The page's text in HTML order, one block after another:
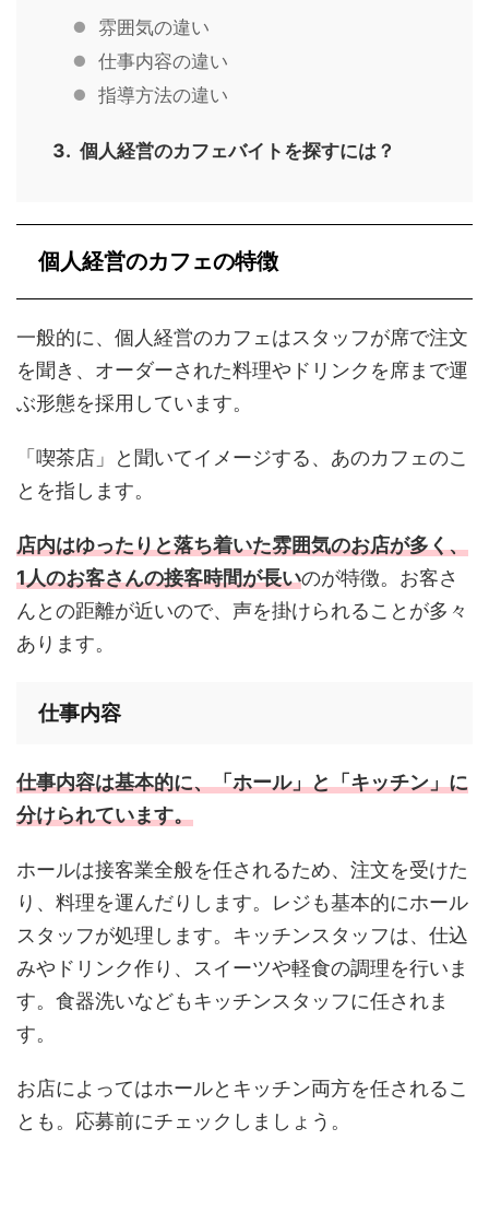
雰囲気の違い
仕事内容の違い
指導方法の違い
個人経営のカフェバイトを探すには？
個人経営のカフェの特徴
一般的に、個人経営のカフェはスタッフが席で注文
を聞き、オーダーされた料理やドリンクを席まで運
ぶ形態を採用しています。
「喫茶店」と聞いてイメージする、あのカフェのこ
とを指します。
店内はゆったりと落ち着いた雰囲気のお店が多く、
1人のお客さんの接客時間が長いのが特徴。お客さ
んとの距離が近いので、声を掛けられることが多々
あります。
仕事内容
仕事内容は基本的に、「ホール」と「キッチン」に
分けられています。
ホールは接客業全般を任されるため、注文を受けた
り、料理を運んだりします。レジも基本的にホール
スタッフが処理します。キッチンスタッフは、仕込
みやドリンク作り、スイーツや軽食の調理を行いま
す。食器洗いなどもキッチンスタッフに任されま
す。
お店によってはホールとキッチン両方を任されるこ
とも。応募前にチェックしましょう。